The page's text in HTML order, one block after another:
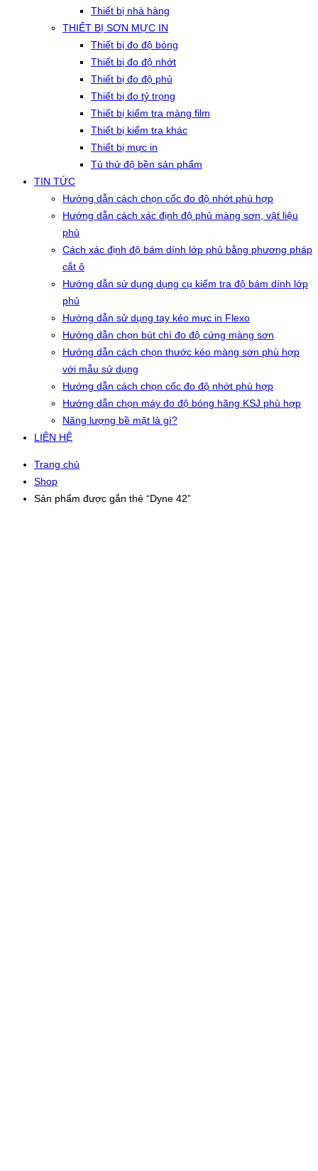
Thiết bị nhà hàng
THIẾT BỊ SƠN MỰC IN
Thiết bị đo độ bóng
Thiết bị đo độ nhớt
Thiết bị đo độ phủ
Thiết bị đo tỷ trọng
Thiết bị kiểm tra màng film
Thiết bị kiểm tra khác
Thiết bị mực in
Tủ thử độ bền sản phẩm
TIN TỨC
Hướng dẫn cách chọn cốc đo độ nhớt phù hợp
Hướng dẫn cách xác định độ phủ màng sơn, vật liệu
phủ
Cách xác định độ bám dính lớp phủ bằng phương pháp
cắt ô
Hướng dẫn sử dụng dụng cụ kiểm tra độ bám dính lớp
phủ
Hướng dẫn sử dụng tay kéo mực in Flexo
Hướng dẫn chọn bút chì đo độ cứng màng sơn
Hướng dẫn cách chọn thước kéo màng sơn phù hợp
với mẫu sử dụng
Hướng dẫn cách chọn cốc đo độ nhớt phù hợp
Hướng dẫn chọn máy đo độ bóng hãng KSJ phù hợp
Năng lượng bề mặt là gì?
LIÊN HỆ
Trang chủ
Shop
Sản phẩm được gắn thẻ “Dyne 42”